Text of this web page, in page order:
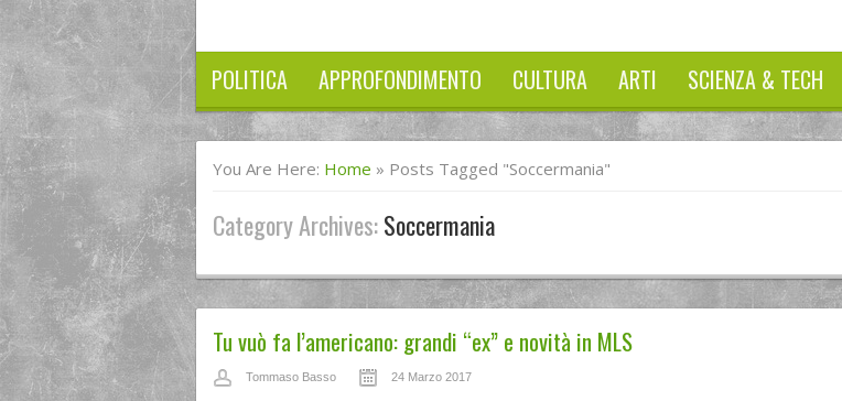
POLITICA APPROFONDIMENTO CULTURA ARTI SCIENZA & TECH
You Are Here: Home » Posts Tagged "Soccermania"
Category Archives:Soccermania
Tu vuò fa l’americano: grandi “ex” e novità in MLS
Tommaso Basso 24 Marzo 2017